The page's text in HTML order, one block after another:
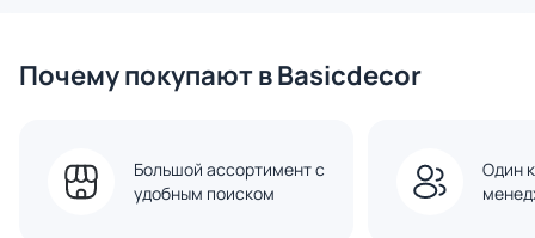
Почему покупают в Basicdecor
Большой ассортимент с
удобным поиском
Один